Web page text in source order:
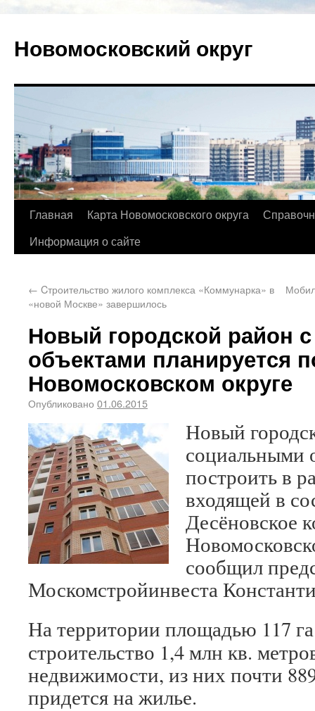
Новомосковский округ
Главная Карта Новомосковского округа
Информация о сайте
← Cтроительство жилого комплекса «Коммунарка» в
«новой Москве» завершилось
Новый городской район
объектами планируется
Новомосковском округе
Опубликовано 01.06.2015
Новый
социальными
построить в
входящей в
Десёновское
сообщил
Москомстройинвеста
На территории площадью 117
строительство 1,4 млн кв.
недвижимости, из них почти
придется на жилье.